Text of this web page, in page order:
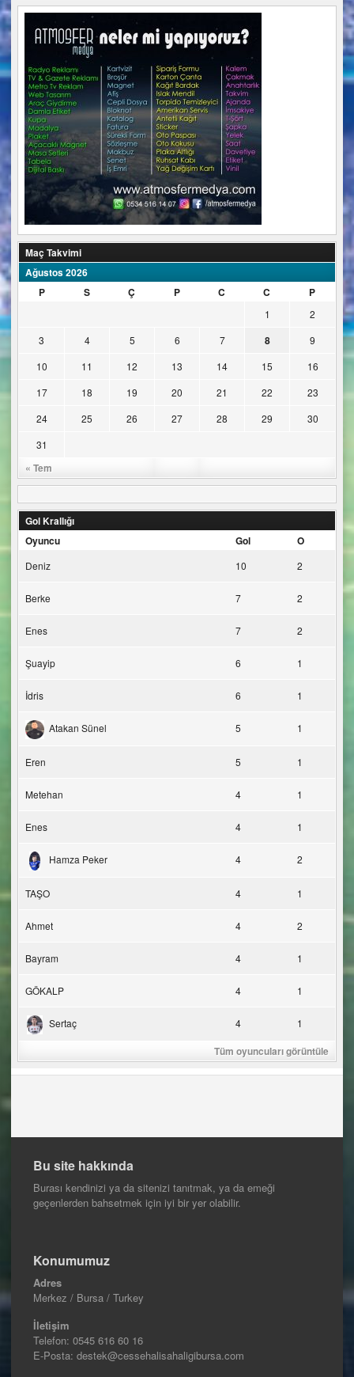
Maç Takvimi
Ağustos 2026
P
S Ç P C C P
« Tem
1
2
3
4 5 6 7 8
9
10
11 12 13 14 15
16
17
18 19 20 21 22
23
24
25 26 27 28 29
30
31
Gol Krallığı
Oyuncu
Gol O
Deniz 10 2
Berke 7 2
Enes 7 2
Şuayip 6 1
İdris 6 1
Atakan Sünel 5 1
Eren 5 1
Metehan 4 1
Enes 4 1
Hamza Peker 4 2
TAŞO 4 1
Ahmet 4 2
Bayram 4 1
GÖKALP 4 1
Sertaç 4 1
Tüm oyuncuları görüntüle
Bu site hakkında
Burası kendinizi ya da sitenizi tanıtmak, ya da emeği
geçenlerden bahsetmek için iyi bir yer olabilir.
Konumumuz
Adres
Merkez / Bursa / Turkey
İletişim
Telefon: 0545 616 60 16
E-Posta: destek@cessehalisahaligibursa.com